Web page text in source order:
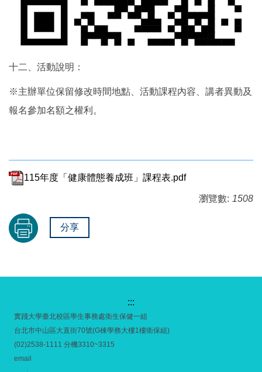
十二、活動說明：
※主辦單位保留修改時間地點、活動課程內容、講者異動及
報名參加名額之權利。
115年度「健康體態養成班」課程表.pdf
瀏覽數: 1508
分享
:::
實踐大學臺北校區學生事務處衛生保健一組
台北市中山區大直街70號(G棟學務大樓1樓衛保組)
(02)2538-1111 分機3310~3315
email